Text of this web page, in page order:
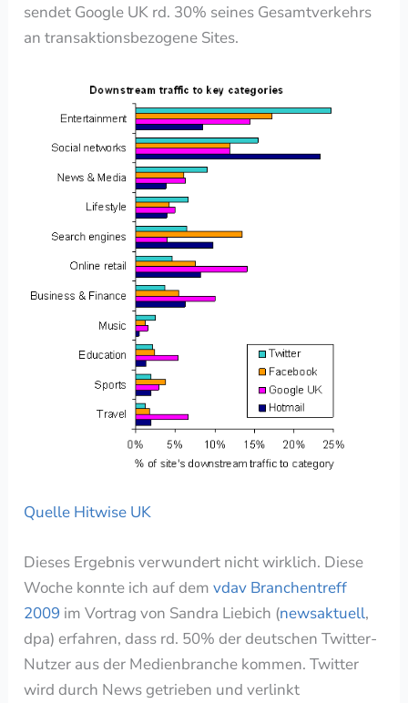
sendet Google UK rd. 30% seines Gesamtverkehrs
an transaktionsbezogene Sites.
Quelle Hitwise UK
Dieses Ergebnis verwundert nicht wirklich. Diese
Woche konnte ich auf demvdav Branchentreff
2009 im Vortrag von Sandra Liebich (newsaktuell,
dpa) erfahren, dass rd. 50% der deutschen Twitter-
Nutzer aus der Medienbranche kommen. Twitter
wird durch News getrieben und verlinkt